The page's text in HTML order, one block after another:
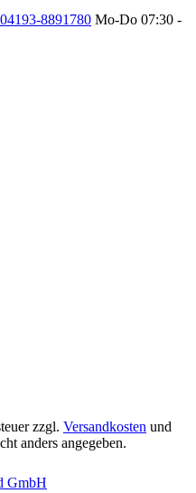
04193-8891780 Mo-Do 07:30 -
zzgl. Versandkosten und
anders angegeben.
GmbH